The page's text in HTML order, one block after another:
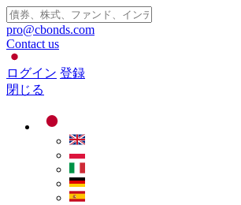
pro@cbonds.com
Contact us
ログイン 登録
閉じる